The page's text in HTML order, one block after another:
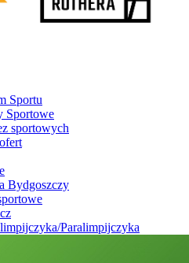
Sportu
Sportowe
sportowych
Bydgoszczy
Paralimpijczyka